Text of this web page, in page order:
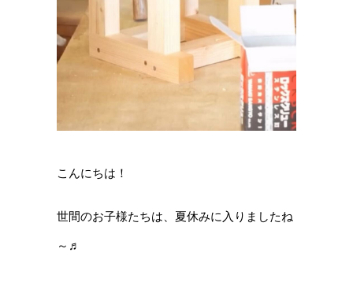
こんにちは！
世間のお子様たちは、夏休みに入りましたね
～♬